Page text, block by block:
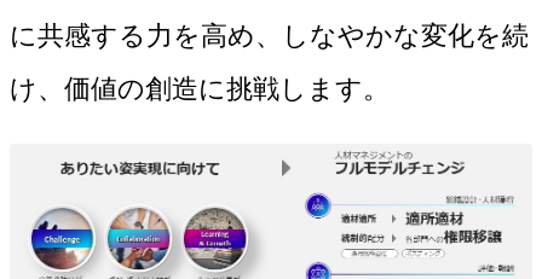
に共感する力を高め、しなやかな変化を続
け、価値の創造に挑戦します。